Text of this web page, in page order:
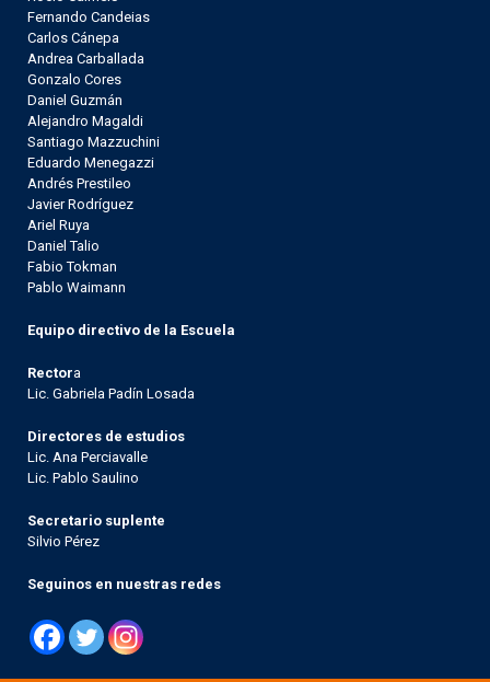
Fernando Candeias
Carlos Cánepa
Andrea Carballada
Gonzalo Cores
Daniel Guzmán
Alejandro Magaldi
Santiago Mazzuchini
Eduardo Menegazzi
Andrés Prestileo
Javier Rodríguez
Ariel Ruya
Daniel Talio
Fabio Tokman
Pablo Waimann
Equipo directivo de la Escuela
Rectora
Lic. Gabriela Padín Losada
Directores de estudios
Lic. Ana Perciavalle
Lic. Pablo Saulino
Secretario suplente
Silvio Pérez
Seguinos en nuestras redes